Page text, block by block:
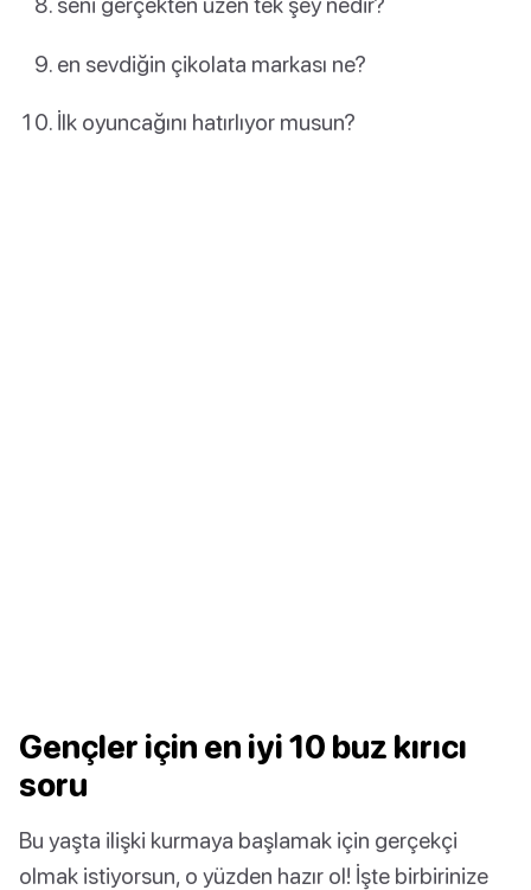
en sevdiğin çikolata markası ne?
İlk oyuncağını hatırlıyor musun?
Gençler için en iyi 10 buz kırıcı
soru
Bu yaşta ilişki kurmaya başlamak için gerçekçi
olmak istiyorsun, o yüzden hazır ol! İşte birbirinize